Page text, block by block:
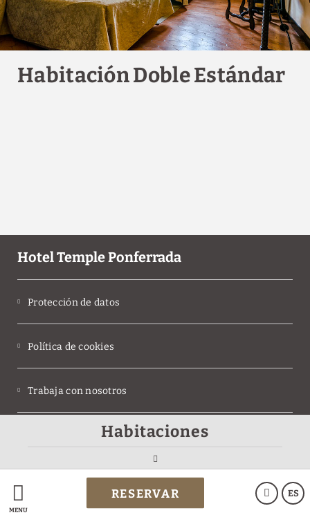
MENÚ
ES
RESERVAR
Habitaciones
Habitación Doble Estándar
Hotel Temple Ponferrada
Protección de datos
Política de cookies
Trabaja con nosotros
Powered by Keytel